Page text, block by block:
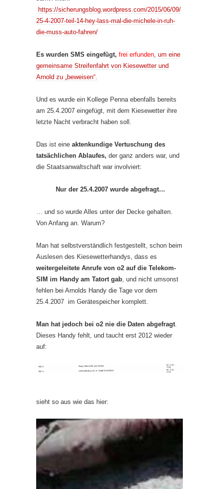
https://sicherungsblog.wordpress.com/2015/06/09/
25-4-2007-teil-14-hey-lass-mal-die-michele-in-ruh-
die-muss-auto-fahren/
Es wurden SMS eingefügt, frei erfunden um eine
gemeinsame Streifenfahrt von Kiesewetter und
Arnold zu „beweisen“.
Und es wurde ein Kollege Penna ebenfalls bereits
am 25.4.2007 eingefügt, mit dem Kiesewetter ihre
letzte Nacht verbracht haben soll.
Das ist eine aktenkundige Vertuschung des
tatsächlichen Ablaufes, der ganz anders war, und
die Staatsanwaltschaft war involviert:
Nur der 25.4.2007 wurde abgefragt…
… und so wurde Alles unter der Decke gehalten.
Von Anfang an. Warum?
Man hat selbstverständlich festgestellt, schon beim
Auslesen des Kiesewetterhandys, dass es
weitergeleitete Anrufe von o2 auf die Telekom-
SIM im Handy am Tatort gab , und nicht umsonst
fehlen bei Arnolds Handy die Tage vor dem
25.4.2007 im Gerätespeicher komplett.
Man hat jedoch bei o2 nie die Daten abgefragt
Dieses Handy fehlt, und taucht erst 2012 wieder
auf:
sieht so aus wie das hier: